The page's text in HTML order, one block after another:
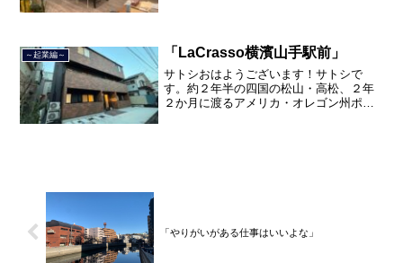
て、２０２１年３月９日より東...
～起業編～ 「LaCrasso横濱山手駅前」
サトシおはようございます！サトシで
す。約２年半の四国の松山・高松、２年
２か月に渡るアメリカ・オレゴン州ポー
「やりがいがある仕事はいいよな」